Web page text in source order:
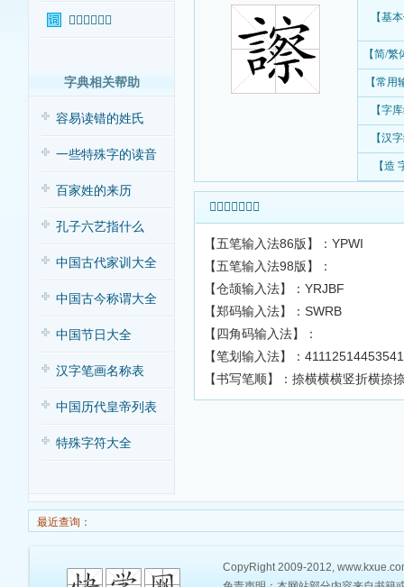
𧭂字相关词语
字典相关帮助
容易读错的姓氏
一些特殊字的读音
百家姓的来历
孔子六艺指什么
中国古代家训大全
中国古今称谓大全
中国节日大全
汉字笔画名称表
中国历代皇帝列表
特殊字符大全
【基
【简/
【常用
【字
【汉
【造
𧭂字输入法查询
【五笔输入法86版】：YPWI
【五笔输入法98版】：
【仓颉输入法】：YRJBF
【郑码输入法】：SWRB
【四角码输入法】：
【笔划输入法】：
【书写笔顺】：捺横横横竖折横
最近查询：
CopyRight 2009-2012,